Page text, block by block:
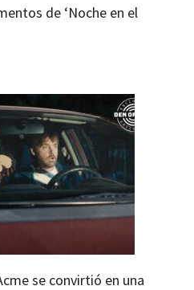
de ‘Noche en el
se convirtió en una